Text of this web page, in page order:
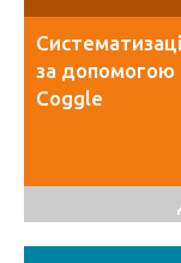
за допомогою
Coggle